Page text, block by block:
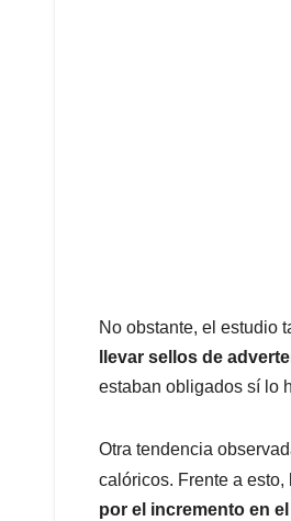
No obstante, el estudio
llevar sellos de
estaban obligados sí lo
Otra tendencia
calóricos. Frente a esto,
por el incremento en